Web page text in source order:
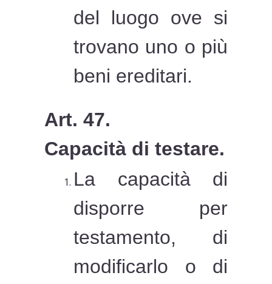
del luogo ove si
trovano uno o più
beni ereditari.
Art. 47.
Capacità di testare.
La capacità di
disporre per
testamento, di
modificarlo o di